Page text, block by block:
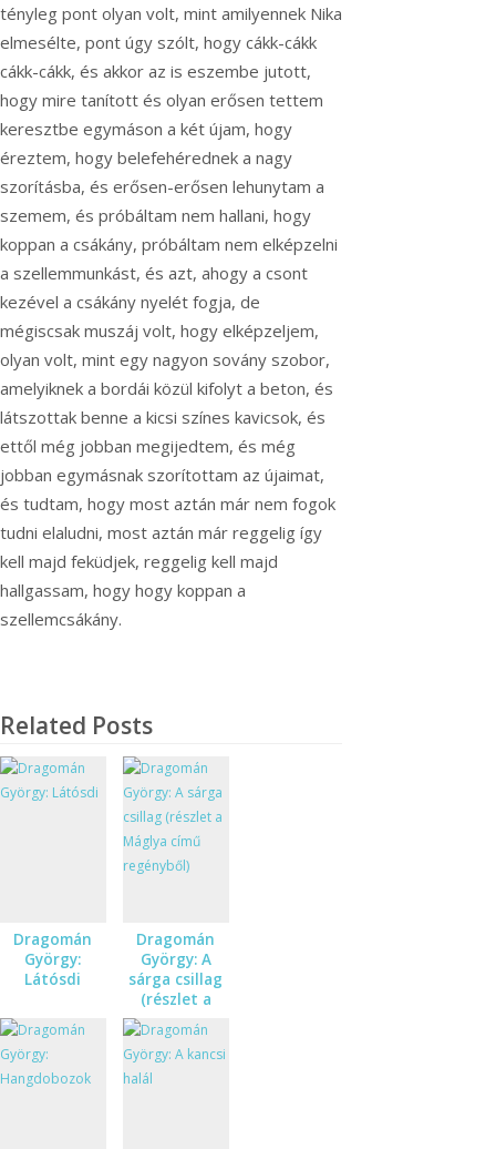
tényleg pont olyan volt, mint amilyennek Nika
elmesélte, pont úgy szólt, hogy cákk-cákk
cákk-cákk, és akkor az is eszembe jutott,
hogy mire tanított és olyan erősen tettem
keresztbe egymáson a két újam, hogy
éreztem, hogy belefehérednek a nagy
szorításba, és erősen-erősen lehunytam a
szemem, és próbáltam nem hallani, hogy
koppan a csákány, próbáltam nem elképzelni
a szellemmunkást, és azt, ahogy a csont
kezével a csákány nyelét fogja, de
mégiscsak muszáj volt, hogy elképzeljem,
olyan volt, mint egy nagyon sovány szobor,
amelyiknek a bordái közül kifolyt a beton, és
látszottak benne a kicsi színes kavicsok, és
ettől még jobban megijedtem, és még
jobban egymásnak szorítottam az újaimat,
és tudtam, hogy most aztán már nem fogok
tudni elaludni, most aztán már reggelig így
kell majd feküdjek, reggelig kell majd
hallgassam, hogy hogy koppan a
szellemcsákány.
Related Posts
Dragomán
György:
Látósdi
Dragomán
György: A
sárga csillag
(részlet a
Máglya című
regényből)